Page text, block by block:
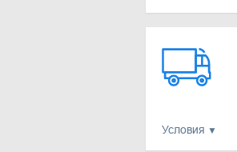
Условия